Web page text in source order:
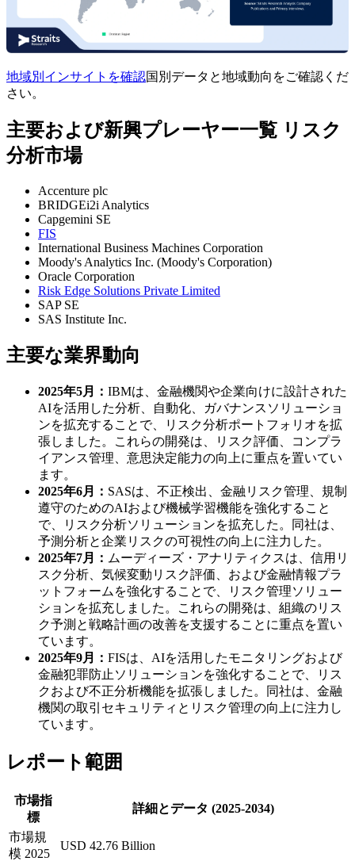
地域別インサイトを確認国別データと地域動向をご確認くだ
さい。
主要および新興プレーヤー一覧 リスク
分析市場
Accenture plc
BRIDGEi2i Analytics
Capgemini SE
FIS
International Business Machines Corporation
Moody's Analytics Inc. (Moody's Corporation)
Oracle Corporation
Risk Edge Solutions Private Limited
SAP SE
SAS Institute Inc.
主要な業界動向
2025年5月： IBMは、金融機関や企業向けに設計された
AIを活用した分析、自動化、ガバナンスソリューショ
ンを拡充することで、リスク分析ポートフォリオを拡
張しました。これらの開発は、リスク評価、コンプラ
イアンス管理、意思決定能力の向上に重点を置いてい
ます。
2025年6月： SASは、不正検出、金融リスク管理、規制
遵守のためのAIおよび機械学習機能を強化すること
で、リスク分析ソリューションを拡充した。同社は、
予測分析と企業リスクの可視性の向上に注力した。
2025年7月： ムーディーズ・アナリティクスは、信用リ
スク分析、気候変動リスク評価、および金融情報プラ
ットフォームを強化することで、リスク管理ソリュー
ションを拡充しました。これらの開発は、組織のリス
ク予測と戦略計画の改善を支援することに重点を置い
ています。
2025年9月： FISは、AIを活用したモニタリングおよび
金融犯罪防止ソリューションを強化することで、リス
クおよび不正分析機能を拡張しました。同社は、金融
機関の取引セキュリティとリスク管理の向上に注力し
ています。
レポート範囲
市場指
標
詳細とデータ (2025-2034)
市場規
模 2025
USD 42.76 Billion